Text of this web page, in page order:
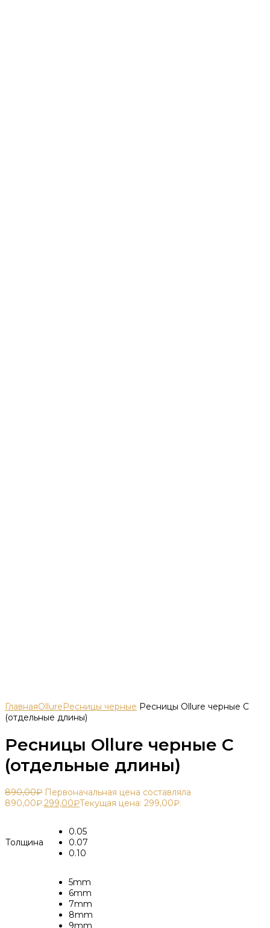
ГлавнаяOllureРесницы черные Ресницы Ollure черные C
(отдельные длины)
Ресницы Ollure черные C
(отдельные длины)
890,00₽ Первоначальная цена составляла
890,00₽.299,00₽Текущая цена: 299,00₽.
Толщина
0.05
0.07
0.10
5mm
6mm
7mm
8mm
9mm